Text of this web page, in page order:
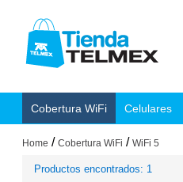
Cobertura WiFi Celulares
Home / Cobertura WiFi / WiFi 5
Productos encontrados: 1